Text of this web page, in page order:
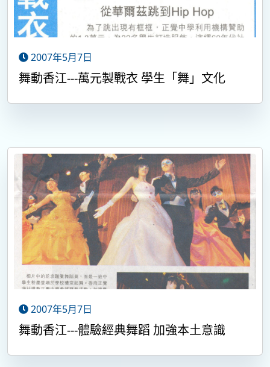
2007年5月7日
舞動香江---萬元製戰衣 學生「舞」文化
2007年5月7日
舞動香江---體驗經典舞蹈 加強本土意識